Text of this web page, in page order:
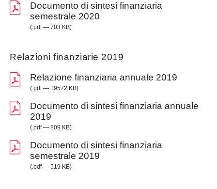
Documento di sintesi finanziaria
semestrale 2020
(.pdf — 703 KB)
Relazioni finanziarie 2019
Relazione finanziaria annuale 2019
(.pdf — 19572 KB)
Documento di sintesi finanziaria annuale
2019
(.pdf — 809 KB)
Documento di sintesi finanziaria
semestrale 2019
(.pdf — 519 KB)